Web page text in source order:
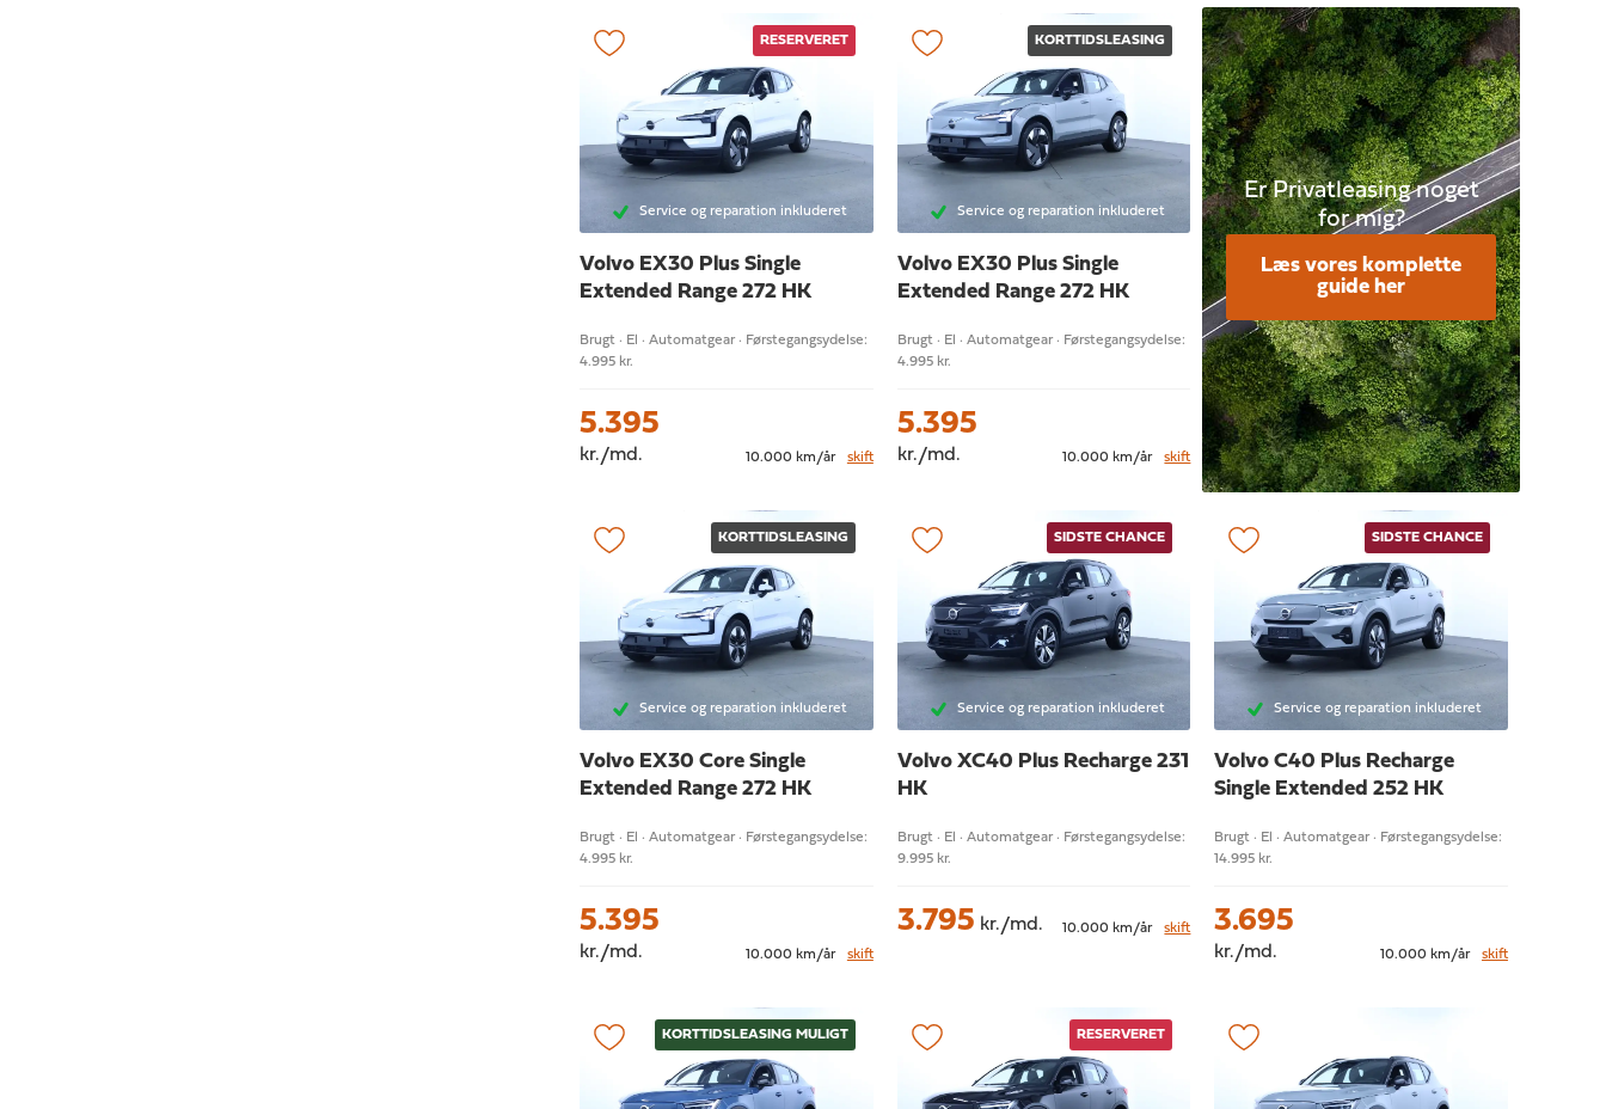
RESERVERET
Service og reparation inkluderet
Volvo EX30 Plus Single
Extended Range 272 HK
Brugt · El · Automatgear · Førstegangsydelse:
4.995 kr.
5.395
kr./md. 10.000 km/år skift
KORTTIDSLEASING
Service og reparation inkluderet
Volvo EX30 Plus Single
Extended Range 272 HK
Brugt · El · Automatgear · Førstegangsydelse:
4.995 kr.
5.395
kr./md. 10.000 km/år skift
Er Privatleasing noget
for mig?
Læs vores komplette
guide her
KORTTIDSLEASING
Service og reparation inkluderet
Volvo EX30Core Single
Extended Range 272 HK
Brugt · El · Automatgear · Førstegangsydelse:
4.995 kr.
5.395
kr./md. 10.000 km/år skift
SIDSTE CHANCE
Service og reparation inkluderet
Volvo XC40 Plus Recharge 231
HK
Brugt · El · Automatgear · Førstegangsydelse:
9.995 kr.
3.795 kr./md. 10.000 km/år skift
SIDSTE CHANCE
Service og reparation inkluderet
Volvo C40 Plus Recharge
Single Extended 252 HK
Brugt · El · Automatgear · Førstegangsydelse:
14.995 kr.
3.695
kr./md. 10.000 km/år skift
KORTTIDSLEASING MULIGT RESERVERET